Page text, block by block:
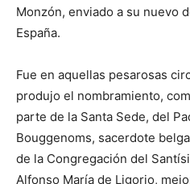
Monzón, enviado a su nuevo
España.
Fue en aquellas pesaro­sas
produjo el nombramiento,
parte de la Santa Sede, del
Bouggenoms, sacerdote
de la Congrega­ción del
Alfonso María de Ligorio,